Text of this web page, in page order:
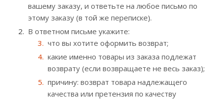
вашему заказу, и ответьте на любое письмо по
этому заказу (в той же переписке).
В ответном письме укажите:
что вы хотите оформить возврат;
какие именно товары из заказа подлежат
возврату (если возвращаете не весь заказ);
причину: возврат товара надлежащего
качества или претензия по качеству